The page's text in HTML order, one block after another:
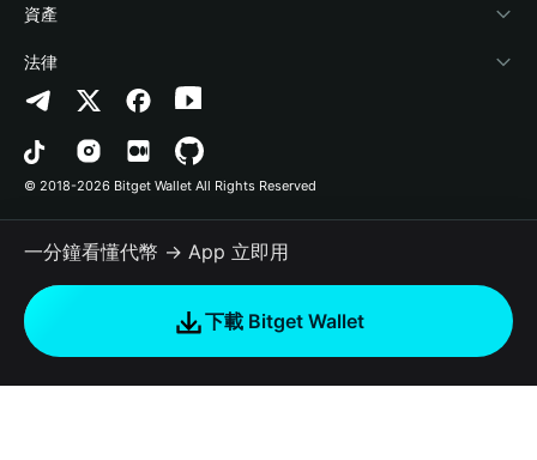
幫助中心
‌聯繫我們
品牌資源
工作機會
Crypto Swap API
Altcoin Season Index
Prediction Markets
DApp
RWA
如何購買加密貨幣
Bitget Wallet Pay
合作上架
安全防護技術
快捷買幣
授權檢測
合約檢測
批次轉帳
資產
Arbitrum
Avalanche
Bitcoin
Polygon
法律
隱私協議
用戶使用協議
© 2018-2026 Bitget Wallet All Rights Reserved
一分鐘看懂代幣 → App 立即用
下載 Bitget Wallet